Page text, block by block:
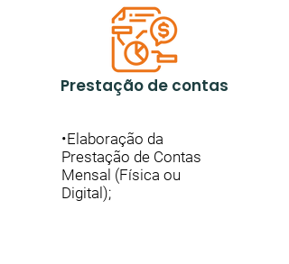
Prestação de contas
•Elaboração da
Prestação de Contas
Mensal (Física ou
Digital);